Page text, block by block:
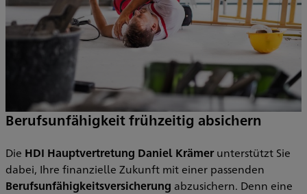
Berufsunfähigkeit frühzeitig absichern
Die HDI Hauptvertretung Daniel Krämerunterstützt Sie
dabei, Ihre finanzielle Zukunft mit einer passenden
Berufsunfähigkeitsversicherung abzusichern. Denn eine